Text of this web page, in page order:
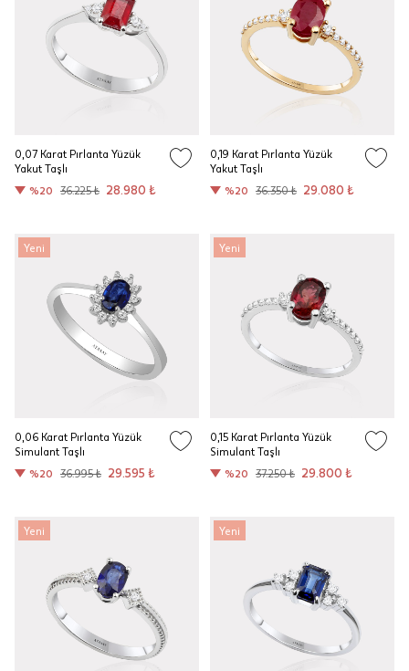
0,07 Karat Pırlanta Yüzük
Yakut Taşlı
%20
36.225 ₺ 28.980 ₺
0,19 Karat Pırlanta Yüzük
Yakut Taşlı
%20
36.350 ₺ 29.080 ₺
Yeni
0,06 Karat Pırlanta Yüzük
Simulant Taşlı
%20
36.995 ₺ 29.595 ₺
Yeni
0,15 Karat Pırlanta Yüzük
Simulant Taşlı
%20
37.250 ₺ 29.800 ₺
Yeni Yeni